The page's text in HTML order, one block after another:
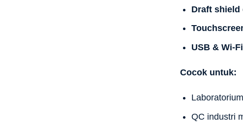
Draft shield
USB & Wi-
Cocok untuk:
QC industri